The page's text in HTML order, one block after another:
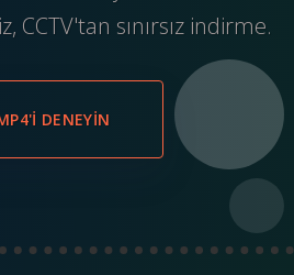
CCTV'tan sınırsız indirme.
DENEYIN